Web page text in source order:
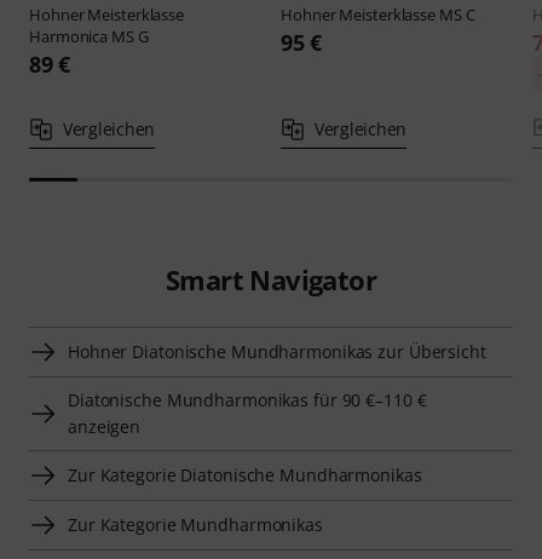
HohnerMeisterklasse
Harmonica MS G
89 €
Vergleichen
HohnerMeisterklasse MS C
95 €
Vergleichen
Smart Navigator
Hohner Diatonische Mundharmonikas zur Übersicht
Diatonische Mundharmonikas für 90 €–110 €
anzeigen
Zur Kategorie Diatonische Mundharmonikas
Zur Kategorie Mundharmonikas